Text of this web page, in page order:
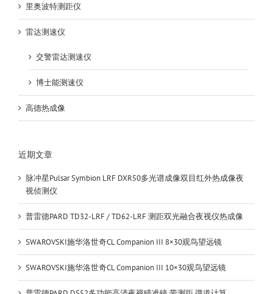
里奥波特测距仪
雷达测速仪
交警雷达测速仪
博士能测速仪
高德热成像
近期文章
脉冲星Pulsar Symbion LRF DXR50多光谱成像双目红外热成像夜
视侦测仪
普雷德PARD TD32-LRF / TD62-LRF 测距双光融合夜视仪热成像
SWAROVSKI施华洛世奇CL Companion III 8×30观鸟望远镜
SWAROVSKI施华洛世奇CL Companion III 10×30观鸟望远镜